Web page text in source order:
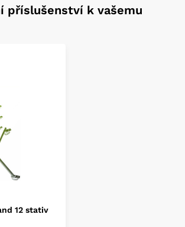
příslušenství k vašemu
12 stativ